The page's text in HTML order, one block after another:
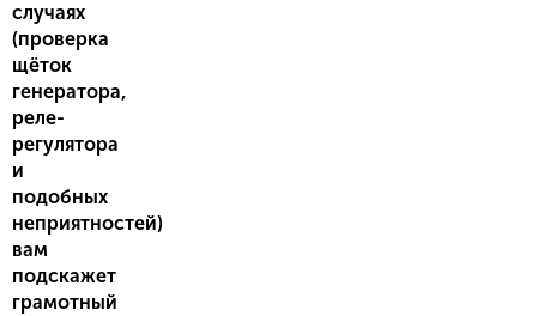
случаях
(проверка
щёток
генератора,
реле-
регулятора
и
подобных
неприятностей)
вам
подскажет
грамотный